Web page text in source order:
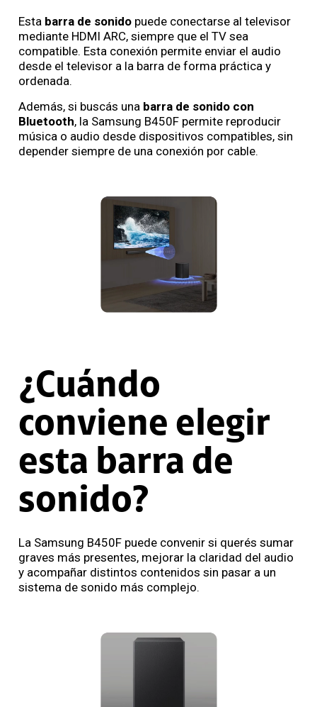
Esta barra de sonido puede conectarse al televisor
mediante HDMI ARC, siempre que el TV sea
compatible. Esta conexión permite enviar el audio
desde el televisor a la barra de forma práctica y
ordenada.
Además, si buscás una barra de sonido con
Bluetooth, la Samsung B450F permite reproducir
música o audio desde dispositivos compatibles, sin
depender siempre de una conexión por cable.
¿Cuándo
conviene elegir
esta barra de
sonido?
La Samsung B450F puede convenir si querés sumar
graves más presentes, mejorar la claridad del audio
y acompañar distintos contenidos sin pasar a un
sistema de sonido más complejo.